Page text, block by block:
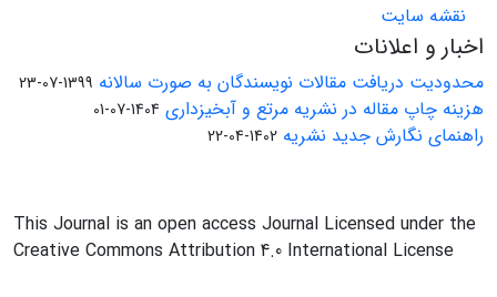
نقشه سایت
اخبار و اعلانات
محدودیت دریافت مقالات نویسندگان به صورت سالانه 1399-07-23
هزینه چاپ مقاله در نشریه مرتع و آبخیزداری 1404-07-01
راهنمای نگارش جدید نشریه 1402-04-22
This Journal is an open access Journal Licensed under the
Creative Commons Attribution 4.0 International License